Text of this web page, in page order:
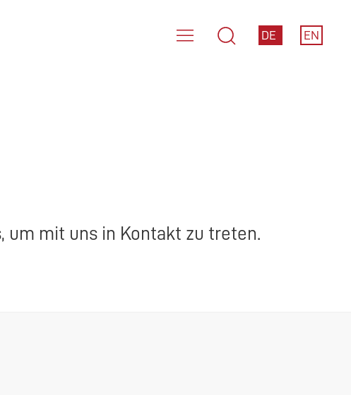
DE EN
um mit uns in Kontakt zu treten.